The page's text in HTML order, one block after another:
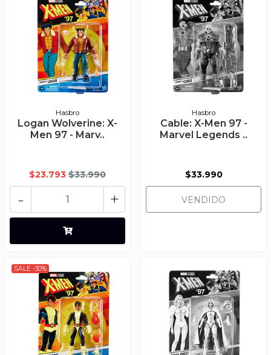
Hasbro
Logan Wolverine: X-
Men 97 - Marv..
$23.793 $33.990
+
-
Hasbro
Cable: X-Men 97 -
Marvel Legends ..
$33.990
VENDIDO
SALE -30%